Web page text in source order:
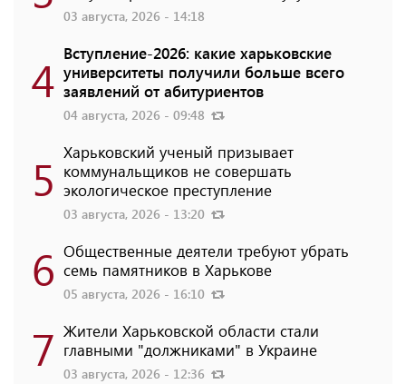
03 августа, 2026 - 14:18
4 Вступление-2026: какие харьковские
университеты получили больше всего
заявлений от абитуриентов
04 августа, 2026 - 09:48
5 Харьковский ученый призывает
коммунальщиков не совершать
экологическое преступление
03 августа, 2026 - 13:20
6 Общественные деятели требуют убрать
семь памятников в Харькове
05 августа, 2026 - 16:10
7 Жители Харьковской области стали
главными "должниками" в Украине
03 августа, 2026 - 12:36